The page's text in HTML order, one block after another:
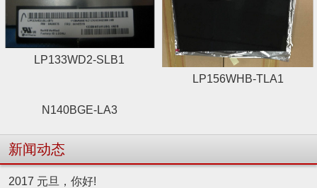
LP133WD2-SLB1
LP156WHB-TLA1
N140BGE-LA3
新闻动态
2017 元旦，你好!